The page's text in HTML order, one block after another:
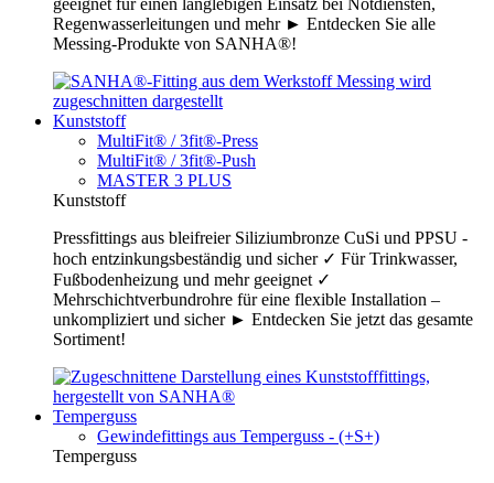
geeignet für einen langlebigen Einsatz bei Notdiensten,
Regenwasserleitungen und mehr ► Entdecken Sie alle
Messing-Produkte von SANHA®!
Kunststoff
MultiFit® / 3fit®-Press
MultiFit® / 3fit®-Push
MASTER 3 PLUS
Kunststoff
Pressfittings aus bleifreier Siliziumbronze CuSi und PPSU -
hoch entzinkungsbeständig und sicher ✓ Für Trinkwasser,
Fußbodenheizung und mehr geeignet ✓
Mehrschichtverbundrohre für eine flexible Installation –
unkompliziert und sicher ► Entdecken Sie jetzt das gesamte
Sortiment!
Temperguss
Gewindefittings aus Temperguss - (+S+)
Temperguss